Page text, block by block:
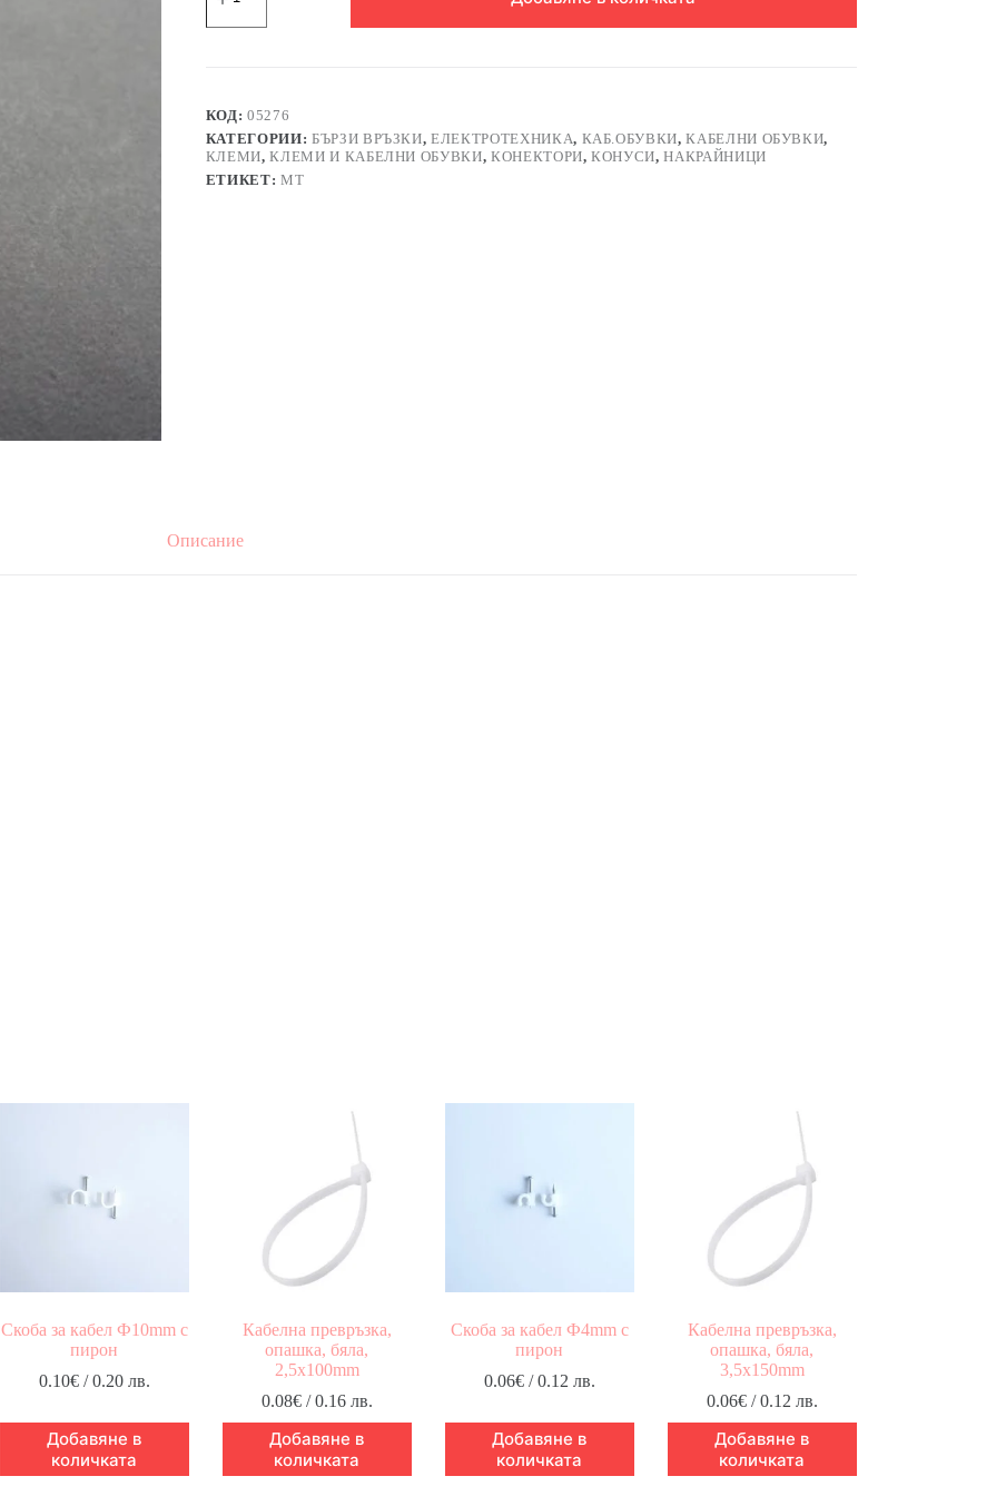
маншон
силиконова
синя
6,3mm
КОД:05276
КАТЕГОРИИ: БЪРЗИ ВРЪЗКИ,ЕЛЕКТРОТЕХНИКА, КАБ.ОБУВКИ,КАБЕЛНИ ОБУВКИ,
КЛЕМИ,КЛЕМИ И КАБЕЛНИ ОБУВКИ, КОНЕКТОРИ,КОНУСИ,НАКРАЙНИЦИ
ЕТИКЕТ: MT
Описание
Скоба за кабел Ф10mm с
пирон
0.10€/ 0.20 лв.
Добавяне в
количката
Кабелна превръзка,
опашка, бяла,
2,5x100mm
0.08€/ 0.16 лв.
Добавяне в
количката
Скоба за кабел Ф4mm с
пирон
0.06€/ 0.12 лв.
Добавяне в
количката
Кабелна превръзка,
опашка, бяла,
3,5x150mm
0.06€/ 0.12 лв.
Добавяне в
количката